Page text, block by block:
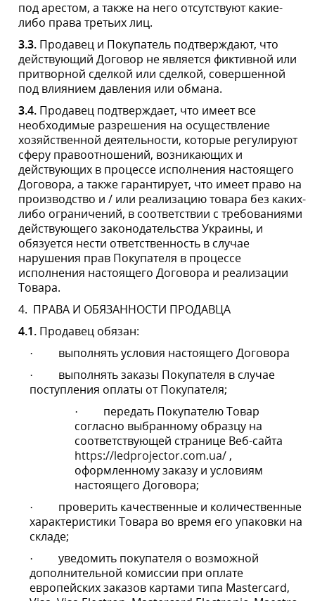
хозяйственной деятельности, которые регулируют
сферу правоотношений, возникающих и действующих
в процессе исполнения настоящего Договора, а также
гарантирует, что имеет право на производство и / или
реализацию товара без каких-либо ограничений, в
соответствии с требованиями действующего
законодательства Украины, и обязуется нести
ответственность в случае нарушения прав Покупателя
в процессе исполнения настоящего Договора и
реализации Товара.
4. ПРАВА И ОБЯЗАННОСТИ ПРОДАВЦА
4.1.Продавец обязан:
· выполнять условия настоящего Договора
·
выполнять заказы Покупателя в случае
поступления оплаты от Покупателя;
·
передать Покупателю Товар согласно
выбранному образцу на соответствующей
https://ledprojector.com.ua/, оформленному
заказу и условиям настоящего Договора;
характеристики Товара во время его упаковки на
складе;
·
уведомить покупателя о возможной
дополнительной комиссии при оплате европейских
заказов картами типа Mastercard, Visa, Visa Electron,
Mastercard Electronic, Maestro путем
информирования в данном договоре.
Продавец имеет право:
оказание услуг по настоящему Договору в случае
нарушения Покупателем условий настоящего
Договора.
4.3.
Продавец:
ФОП «Тупичкин Юрий Михайлович»